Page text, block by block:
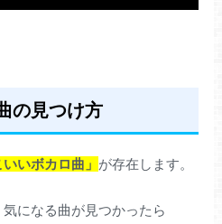
の見つけ方
いいボカロ曲」 が存在します。
になる曲が見つかったら